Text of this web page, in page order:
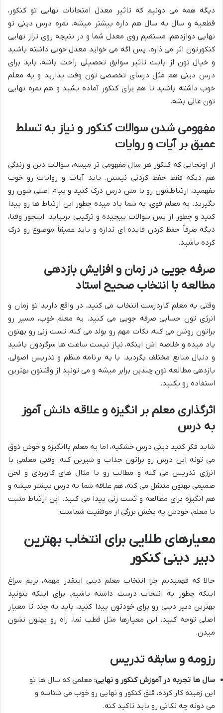
دیگه همه می دونیم که تاثیر معدل امتحانات نهایی تو کنکور،
قطعیه و سال به سال هم داره بیشتر میشه. نمره درس دینی تو
نهایی دوازدهم، مستقیم روی معدل شما و در نتیجه روی تراز نهایی
کنکورتون اثر می ذاره. پس اگه می خواید معدل خوبی داشته باشید
و خیال تون از بابت تاثیر سوابق تحصیلی راحت باشه، باید برای
درس دینی هم مثل درسای تخصصی تون وقت بذارید و یه معلم
خوب داشته باشید تا هم برای کنکور آماده بشید و هم نمره نهایی
تون عالی بشه.
مفهومی شدن سوالات کنکور و نیاز به تسلط
عمیق بر آیات و روایات
از اونجایی که کنکور هر سال مفهومی تر میشه، سوالات دین و زندگی
هم دیگه فقط حفظ کردنی نیستن. باید آیات و روایات رو خوب
بفهمید، ارتباطشون رو با متن درس درک کنید و پیام اصلی شون رو
بگیرید. یه معلم قوی، به شما یاد میده چطور این ارتباط ها رو پیدا
کنید و چطور از پس سوالات پیچیده و ترکیبی بربیاید. اینجور وقتا،
دیگه صرفاً حفظ کردن فایده ای نداره و باید عمیقاً موضوع رو درک
کرده باشید.
صرفه جویی در زمان و افزایش بازدهی
مطالعه با انتخاب صحیح استاد
وقتی یه معلم کاردرست انتخاب می کنید، در واقع دارید تو زمان و
انرژی تون حسابی صرفه جویی می کنید. یه معلم خوب، مسیر رو
براتون روشن می کنه، نکات مهم رو بولد می کنه، تست زنی رو بهتون
یاد میده و خلاصه اش اینکه، نیاز نیست ساعت ها سرگردون باشید
و دنبال منابع مختلف بگردید. با یه برنامه منظم و تدریس اصولی،
بازدهی مطالعه تون چندین برابر میشه و می تونید از وقتتون بهترین
استفاده رو بکنید.
اثرگذاری معلم بر انگیزه و علاقه دانش آموز
به درس
شاید فکر کنید دینی درس خشکیه، اما یه معلم باانگیزه و خوش ذوق
می تونه این درس رو براتون جذاب و شیرین کنه. وقتی معلمی با
انرژی تدریس می کنه و مطالب رو با مثال های کاربردی و لحن
صمیمی بهتون منتقل می کنه، هم علاقه شما به درس بیشتر میشه و
هم انگیزه برای مطالعه و تست زنی پیدا می کنید. این ارتباط مثبت
با معلم، خودش یه بخش بزرگی از موفقیت شماست.
معیارهای طلایی برای انتخاببهترین
دبیر دینی کنکور
حالا که فهمیدیم چرا انتخاب معلم دینی اینقدر مهمه، بریم سراغ
اینکه چطور یه انتخاب درست داشته باشیم. برای اینکه بتونید
بهترین دبیر دینی رو برای خودتون پیدا کنید، باید به چند تا معیار
اصلی توجه کنید. این معیارها مثل قطب نما، راه رو بهتون نشون
میدن.
رزومه و سابقه تدریس
سال ها تجربه در آموزش کنکور و نهایی: معلمی که سال ها تو
این زمینه کار کرده، قلق کنکور و نهایی رو خوب می شناسه و
می دونه چه نکاتی رو باید تاکید کنه.